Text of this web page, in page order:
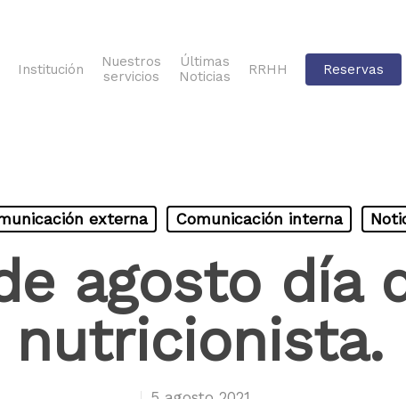
Institución
Nuestros
servicios
Últimas
Noticias
RRHH Reservas
externa Comunicación interna
agosto día
nutricionista.